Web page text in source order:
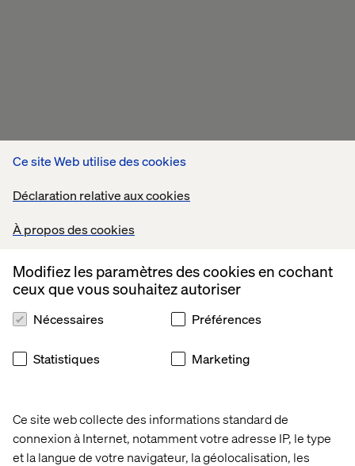
Ce site Web utilise des cookies
Déclaration relative aux cookies
À propos des cookies
Ce site web collecte des informations standard de
connexion à Internet, notamment votre adresse IP, le type
et la langue de votre navigateur, la géolocalisation, les
Modifiez les paramètres des cookies en cochant
ceux que vous souhaitez autoriser
Nécessaires Préférences
Statistiques Marketing